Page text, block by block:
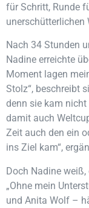
für Schritt, Runde
unerschütterlichen
Nach 34 Stunden
Nadine erreichte
Moment lagen
Stolz“, beschreibt
denn sie kam nicht
damit auch
Zeit auch den ein
ins Ziel kam“,
Doch Nadine
„Ohne mein
und Anita Wolf –